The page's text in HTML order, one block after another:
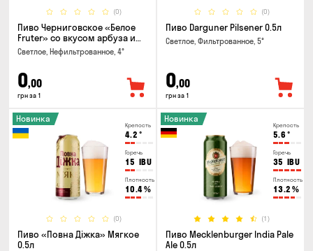
(0)
Пиво Черниговское «Белое
Fruter» со вкусом арбуза и
мяты 0.5л
Светлое, Нефильтрованное, 4°
0,00
грн за 1
(0)
Пиво Darguner Pilsener 0.5л
Светлое, Фильтрованное, 5°
0,00
грн за 1
Крепость
4.2 °
Горечь
15 IBU
Плотность
10.4%
(0)
Новинка
Пиво «Повна Діжка» Мягкое
0.5л
Крепость
5.6 °
Горечь
35 IBU
Плотность
13.2 %
(1)
Новинка
Пиво Mecklenburger India Pale
Ale 0.5л